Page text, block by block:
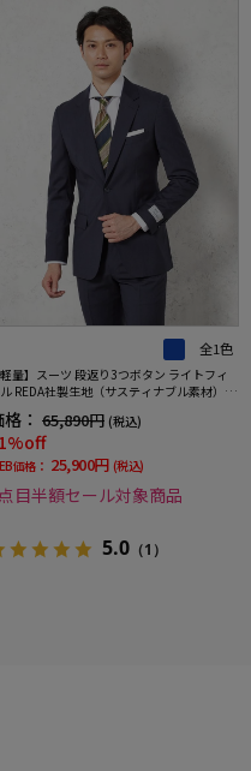
全1色
軽量】スーツ 段返り3つボタン ライトフィ
REDA社製生地（サスティナブル素材）織
： 65,890円 (税込)
価格： 25,900円 (税込)
目半額セール対象商品
5.0 （1）